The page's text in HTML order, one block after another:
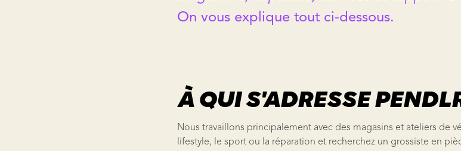
On vous explique tout ci-dessous.
À QUI S'ADRESSE
Nous travaillons principalement avec des magasins et ateliers de
lifestyle, le sport ou la réparation et recherchez un grossiste en